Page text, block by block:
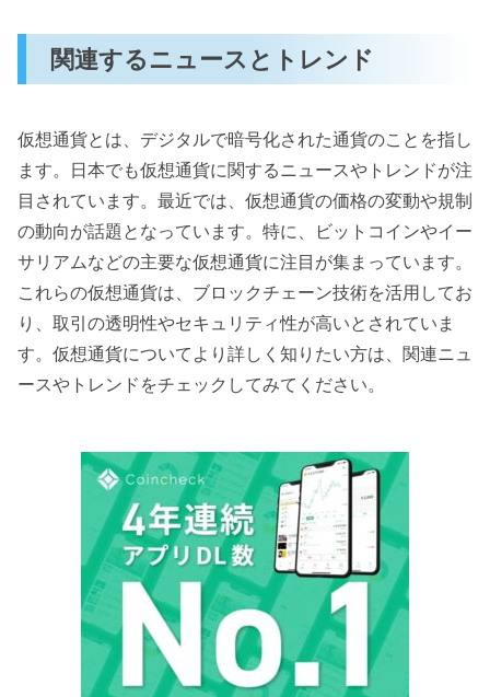
関連するニュースとトレンド
仮想通貨とは、デジタルで暗号化された通貨のことを指し
ます。日本でも仮想通貨に関するニュースやトレンドが注
目されています。最近では、仮想通貨の価格の変動や規制
の動向が話題となっています。特に、ビットコインやイー
サリアムなどの主要な仮想通貨に注目が集まっています。
これらの仮想通貨は、ブロックチェーン技術を活用してお
り、取引の透明性やセキュリティ性が高いとされていま
す。仮想通貨についてより詳しく知りたい方は、関連ニュ
ースやトレンドをチェックしてみてください。